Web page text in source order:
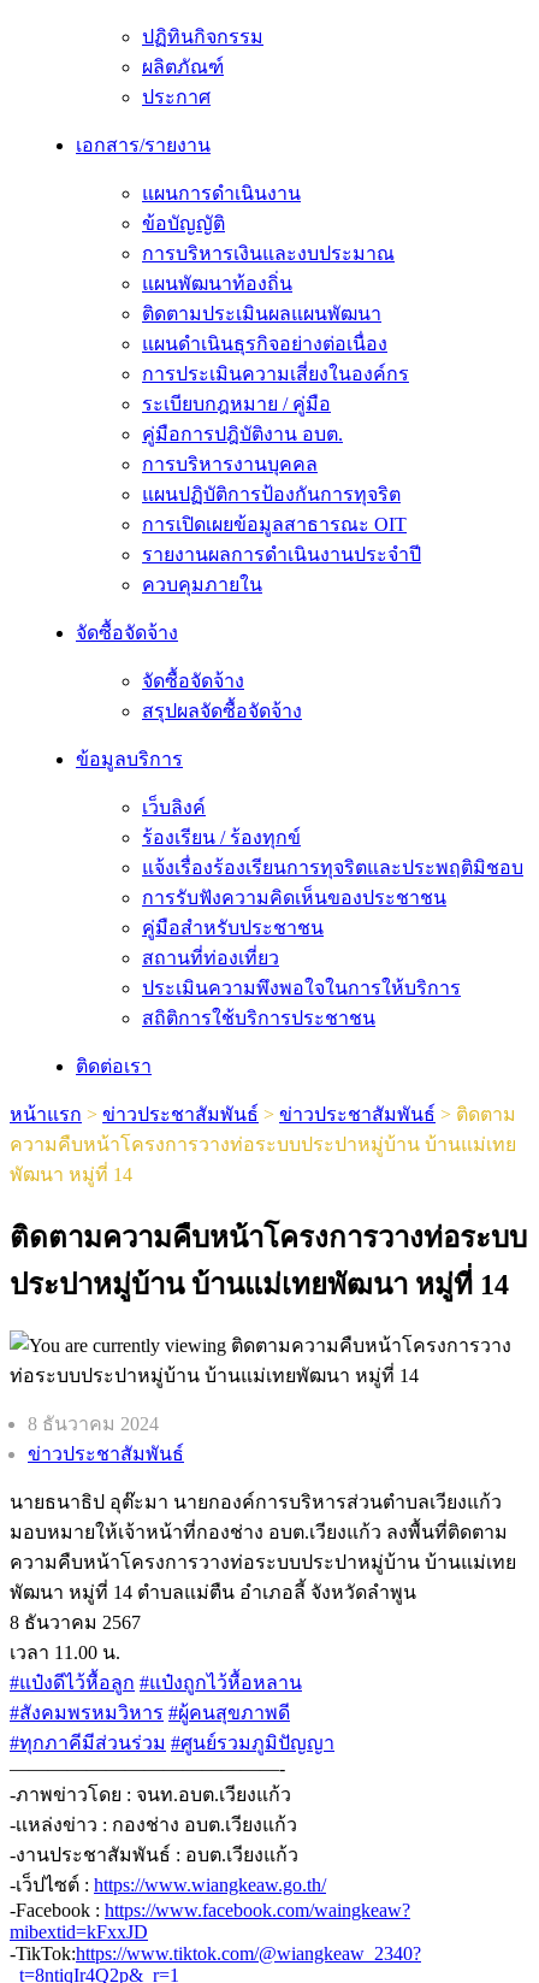
ปฏิทินกิจกรรม
ผลิตภัณฑ์
ประกาศ
เอกสาร/รายงาน
แผนการดำเนินงาน
ข้อบัญญัติ
การบริหารเงินและงบประมาณ
แผนพัฒนาท้องถิ่น
ติดตามประเมินผลแผนพัฒนา
แผนดำเนินธุรกิจอย่างต่อเนื่อง
การประเมินความเสี่ยงในองค์กร
ระเบียบกฎหมาย / คู่มือ
คู่มือการปฎิบัติงาน อบต.
การบริหารงานบุคคล
แผนปฏิบัติการป้องกันการทุจริต
การเปิดเผยข้อมูลสาธารณะ OIT
รายงานผลการดำเนินงานประจำปี
ควบคุมภายใน
จัดซื้อจัดจ้าง
จัดซื้อจัดจ้าง
สรุปผลจัดซื้อจัดจ้าง
ข้อมูลบริการ
เว็บลิงค์
ร้องเรียน / ร้องทุกข์
แจ้งเรื่องร้องเรียนการทุจริตและประพฤติมิชอบ
การรับฟังความคิดเห็นของประชาชน
คู่มือสำหรับประชาชน
สถานที่ท่องเที่ยว
ประเมินความพึงพอใจในการให้บริการ
สถิติการใช้บริการประชาชน
ติดต่อเรา
หน้าแรก > ข่าวประชาสัมพันธ์ > ข่าวประชาสัมพันธ์ > ติดตาม
ความคืบหน้าโครงการวางท่อระบบประปาหมู่บ้าน บ้านแม่เทย
พัฒนา หมู่ที่ 14
ติดตามความคืบหน้าโครงการวางท่อระบบ
ประปาหมู่บ้าน บ้านแม่เทยพัฒนา หมู่ที่ 14
Post
published:
8 ธันวาคม 2024
Post
category:
ข่าวประชาสัมพันธ์
นายธนาธิป อุต๊ะมา นายกองค์การบริหารส่วนตำบลเวียงแก้ว
มอบหมายให้เจ้าหน้าที่กองช่าง อบต.เวียงแก้ว ลงพื้นที่ติดตาม
ความคืบหน้าโครงการวางท่อระบบประปาหมู่บ้าน บ้านแม่เทย
พัฒนา หมู่ที่ 14 ตำบลแม่ตืน อำเภอลี้ จังหวัดลำพูน
8 ธันวาคม 2567
เวลา 11.00 น.
#แป๋งดีไว้หื้อลูก #แป๋งถูกไว้หื้อหลาน
#สังคมพรหมวิหาร #ผู้คนสุขภาพดี
#ทุกภาคีมีส่วนร่วม #ศูนย์รวมภูมิปัญญา
——————————————-
-ภาพข่าวโดย : จนท.อบต.เวียงแก้ว
-เเหล่งข่าว : กองช่าง อบต.เวียงแก้ว
-งานประชาสัมพันธ์ : อบต.เวียงแก้ว
-เว็ปไซต์ : https://www.wiangkeaw.go.th/
-Facebook : https://www.facebook.com/waingkeaw?
mibextid=kFxxJD
-TikTok:https://www.tiktok.com/@wiangkeaw_2340?
_t=8ntiqIr4Q2p&_r=1